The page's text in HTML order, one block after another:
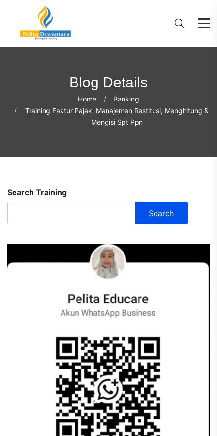
Blog Details
Home
Banking
Training Faktur Pajak, Manajemen Restitusi, Menghitung &
Mengisi Spt Ppn
Search Training
Search